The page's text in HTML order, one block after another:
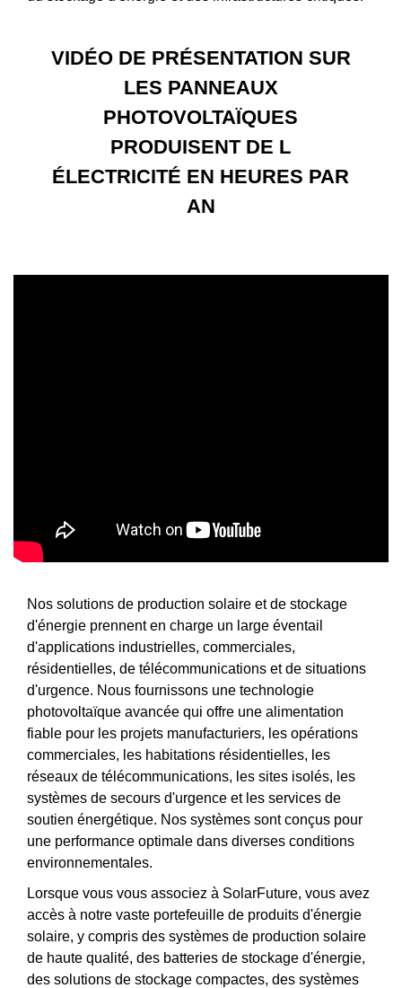
VIDÉO DE PRÉSENTATION SUR
LES PANNEAUX
PHOTOVOLTAÏQUES
PRODUISENT DE L
ÉLECTRICITÉ EN HEURES PAR
AN
Nos solutions de production solaire et de stockage
d'énergie prennent en charge un large éventail
d'applications industrielles, commerciales,
résidentielles, de télécommunications et de situations
d'urgence. Nous fournissons une technologie
photovoltaïque avancée qui offre une alimentation
fiable pour les projets manufacturiers, les opérations
commerciales, les habitations résidentielles, les
réseaux de télécommunications, les sites isolés, les
systèmes de secours d'urgence et les services de
soutien énergétique. Nos systèmes sont conçus pour
une performance optimale dans diverses conditions
environnementales.
Lorsque vous vous associez à SolarFuture, vous avez
accès à notre vaste portefeuille de produits d'énergie
solaire, y compris des systèmes de production solaire
de haute qualité, des batteries de stockage d'énergie,
des solutions de stockage compactes, des systèmes